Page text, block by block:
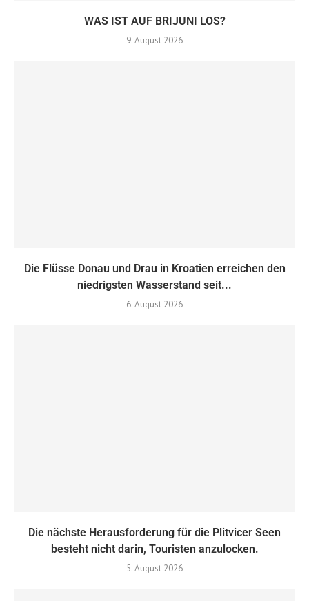
WAS IST AUF BRIJUNI LOS?
9. August 2026
Die Flüsse Donau und Drau in Kroatien erreichen den
niedrigsten Wasserstand seit...
6. August 2026
Die nächste Herausforderung für die Plitvicer Seen
besteht nicht darin, Touristen anzulocken.
5. August 2026